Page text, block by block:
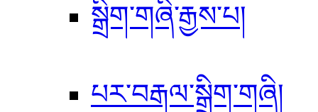
སྒྲིག་གཞི་རྒྱས་པ།
པར་བརྒལ་སྒྲིག་གཞི།